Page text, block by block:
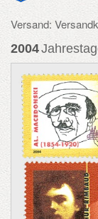
Versand:
2004